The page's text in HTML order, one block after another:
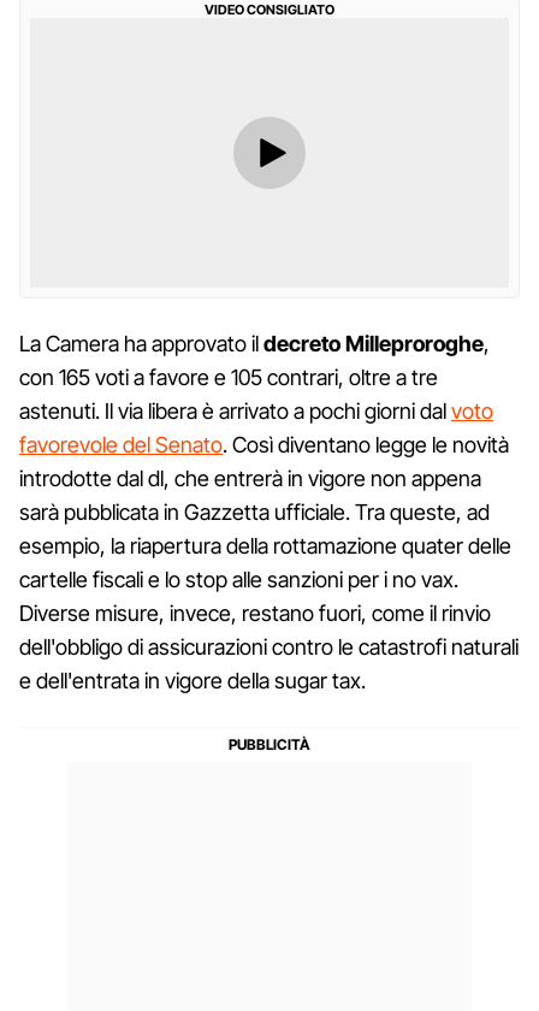
VIDEO CONSIGLIATO
La Camera ha approvato ildecreto Milleproroghe,
con 165 voti a favore e 105 contrari, oltre a tre
astenuti. Il via libera è arrivato a pochi giorni dalvoto
favorevole del Senato. Così diventano legge le novità
introdotte dal dl, che entrerà in vigore non appena
sarà pubblicata in Gazzetta ufficiale. Tra queste, ad
esempio, la riapertura della rottamazione quater delle
cartelle fiscali e lo stop alle sanzioni per i no vax.
Diverse misure, invece, restano fuori, come il rinvio
dell'obbligo di assicurazioni contro le catastrofi naturali
e dell'entrata in vigore della sugar tax.